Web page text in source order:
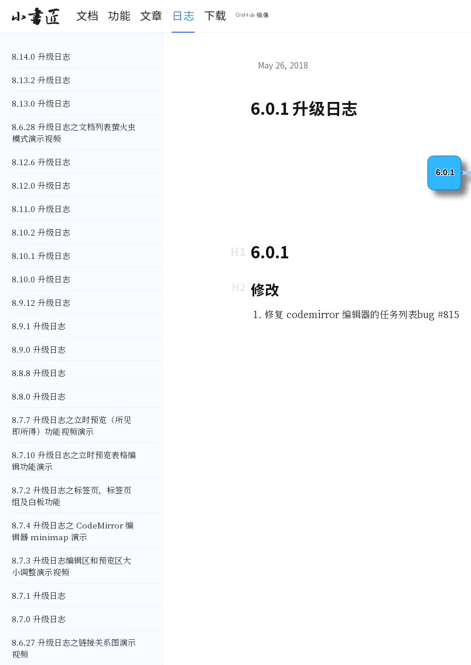
小书匠 文档 功能 文章 日志 下载 GitHub 镜像
May 26, 2018
6.0.1 升级日志
6.0.1
6.0.1
修改
修复 codemirror 编辑器的任务列表bug #815
8.14.0 升级日志
8.13.2 升级日志
8.13.0 升级日志
8.6.28 升级日志之文档列表萤火虫
模式演示视频
8.12.6 升级日志
8.12.0 升级日志
8.11.0 升级日志
8.10.2 升级日志
8.10.1 升级日志
8.10.0 升级日志
8.9.12 升级日志
8.9.1 升级日志
8.9.0 升级日志
8.8.8 升级日志
8.8.0 升级日志
8.7.7 升级日志之立时预览（所见
即所得）功能视频演示
8.7.10 升级日志之立时预览表格编
辑功能演示
8.7.2 升级日志之标签页，标签页
组及白板功能
8.7.4 升级日志之 CodeMirror 编
辑器 minimap 演示
8.7.3 升级日志编辑区和预览区大
小调整演示视频
8.7.1 升级日志
8.7.0 升级日志
8.6.27 升级日志之链接关系图演示
视频